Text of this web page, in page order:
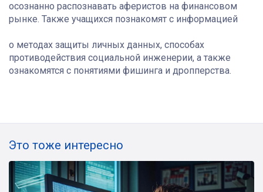
осознанно распознавать аферистов на финансовом
рынке. Также учащихся познакомят с информацией
о методах защиты личных данных, способах
противодействия социальной инженерии, а также
ознакомятся с понятиями фишинга и дропперства.
Это тоже интересно